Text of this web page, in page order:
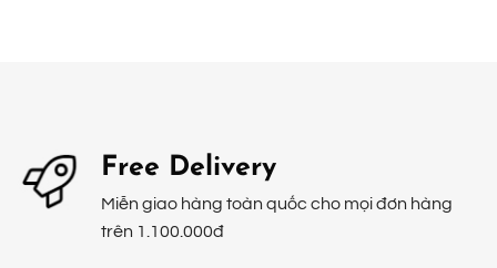
Free Delivery
Miễn giao hàng toàn quốc cho mọi đơn hàng
trên 1.100.000đ